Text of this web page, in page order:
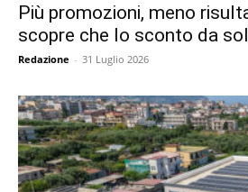
Più promozioni, meno
scopre che lo sconto da
Redazione - 31 Luglio 2026